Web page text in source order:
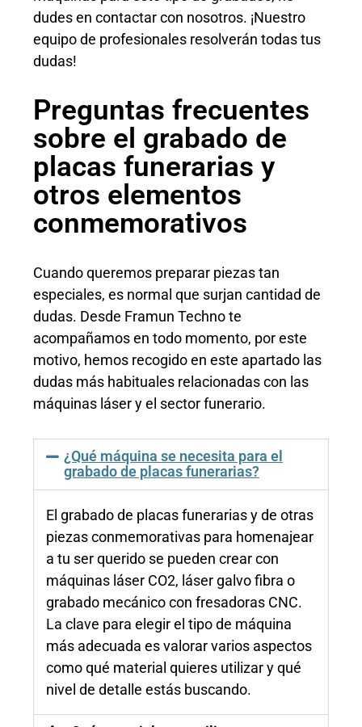
dudes en contactar con nosotros. ¡Nuestro
equipo de profesionales resolverán todas tus
dudas!
Preguntas frecuentes
sobre el grabado de
placas funerarias y
otros elementos
conmemorativos
Cuando queremos preparar piezas tan
especiales, es normal que surjan cantidad de
dudas. Desde Framun Techno te
acompañamos en todo momento, por este
motivo, hemos recogido en este apartado las
dudas más habituales relacionadas con las
máquinas láser y el sector funerario.
¿Qué máquina se necesita para el
grabado de placas funerarias?
El grabado de placas funerarias y de otras
piezas conmemorativas para homenajear
a tu ser querido se pueden crear con
máquinas láser CO2, láser galvo fibra o
grabado mecánico con fresadoras CNC.
La clave para elegir el tipo de máquina
más adecuada es valorar varios aspectos
como qué material quieres utilizar y qué
nivel de detalle estás buscando.